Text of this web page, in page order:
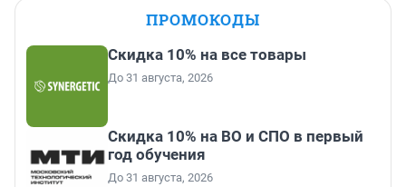
ПРОМОКОДЫ
Скидка 10% на все товары
До 31 августа, 2026
Скидка 10% на ВО и СПО в первый
год обучения
До 31 августа, 2026